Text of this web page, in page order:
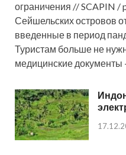
ограничения // SCAPIN /
Сейшельских островов
введенные в период
Туристам больше не
медицинские документы